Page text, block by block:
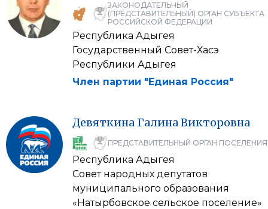
ЗАКОНОДАТЕЛЬНЫЙ
(ПРЕДСТАВИТЕЛЬНЫЙ) ОРГАН СУБЪЕКТА
РОССИЙСКОЙ ФЕДЕРАЦИИ
Республика Адыгея
Государственный Совет-Хасэ
Республики Адыгея
Член партии "Единая Россия"
Девяткина ГалинаВикторовна
ПРЕДСТАВИТЕЛЬНЫЙ ОРГАН ПОСЕЛЕНИЯ
Республика Адыгея
Совет народных депутатов
муниципального образования
«Натырбовское сельское поселение»